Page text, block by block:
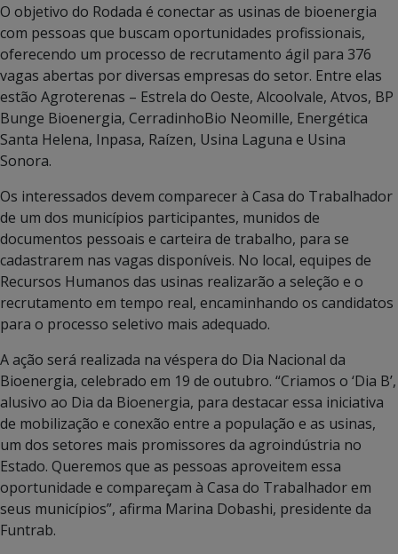
O objetivo do Rodada é conectar as usinas de bioenergia
com pessoas que buscam oportunidades profissionais,
oferecendo um processo de recrutamento ágil para 376
vagas abertas por diversas empresas do setor. Entre elas
estão Agroterenas – Estrela do Oeste, Alcoolvale, Atvos, BP
Bunge Bioenergia, CerradinhoBio Neomille, Energética
Santa Helena, Inpasa, Raízen, Usina Laguna e Usina
Sonora.
Os interessados devem comparecer à Casa do Trabalhador
de um dos municípios participantes, munidos de
documentos pessoais e carteira de trabalho, para se
cadastrarem nas vagas disponíveis. No local, equipes de
Recursos Humanos das usinas realizarão a seleção e o
recrutamento em tempo real, encaminhando os candidatos
para o processo seletivo mais adequado.
A ação será realizada na véspera do Dia Nacional da
Bioenergia, celebrado em 19 de outubro. “Criamos o ‘Dia B’,
alusivo ao Dia da Bioenergia, para destacar essa iniciativa
de mobilização e conexão entre a população e as usinas,
um dos setores mais promissores da agroindústria no
Estado. Queremos que as pessoas aproveitem essa
oportunidade e compareçam à Casa do Trabalhador em
seus municípios”, afirma Marina Dobashi, presidente da
Funtrab.